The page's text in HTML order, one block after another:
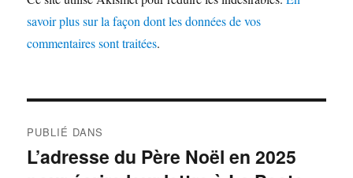
savoir plus sur la façon dont les données de vos
commentaires sont traitées.
de
PUBLIÉ DANS
L’adresse du Père Noël en 2025